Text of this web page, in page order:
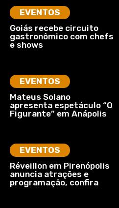
EVENTOS
Goiás recebe circuito
gastronômico com chefs
e shows
EVENTOS
Mateus Solano
apresenta espetáculo “O
Figurante” em Anápolis
EVENTOS
Réveillon em Pirenópolis
anuncia atrações e
programação, confira